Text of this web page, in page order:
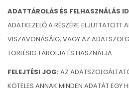
ADATTÁROLÁS ÉS FELHASZNÁLÁS
ADATKEZELŐ A RÉSZÉRE ELJUTTATOTT
VISZAVONÁSÁIG, VAGY AZ
TÖRLÉSIG TÁROLJA ÉS HASZNÁLJA.
FELEJTÉSI JOG: AZ
KÖTELES ANNAK MINDEN ADATÁT EGY